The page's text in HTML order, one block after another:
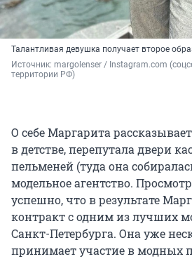
Талантливая девушка получает второе
Источник: margolenser / Instagram.com
территории РФ)
О себе Маргарита
в детстве, перепутала двери
пельменей (туда она
модельное агентство.
успешно, что в результате
контракт с одним из лучших
Санкт-Петербурга. Она уже
принимает участие в модных